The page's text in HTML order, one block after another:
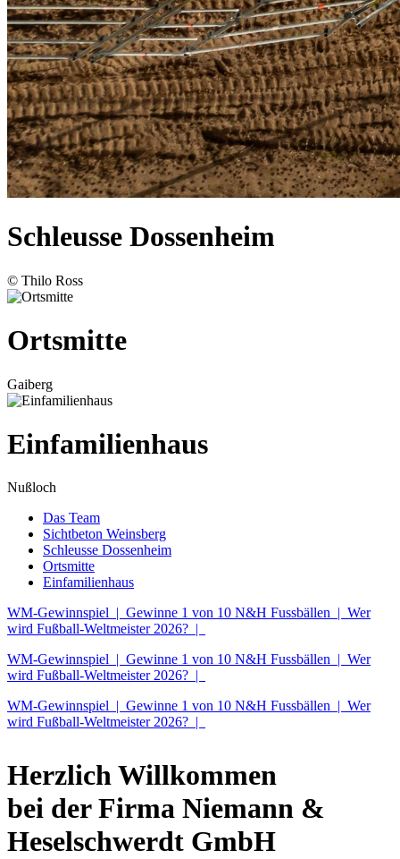
Schleusse Dossenheim
© Thilo Ross
Ortsmitte
Gaiberg
Einfamilienhaus
Nußloch
Das Team
Sichtbeton Weinsberg
Schleusse Dossenheim
Ortsmitte
Einfamilienhaus
WM-Gewinnspiel | Gewinne 1 von 10 N&H Fussbällen | Wer
wird Fußball-Weltmeister 2026? |
WM-Gewinnspiel | Gewinne 1 von 10 N&H Fussbällen | Wer
wird Fußball-Weltmeister 2026? |
WM-Gewinnspiel | Gewinne 1 von 10 N&H Fussbällen | Wer
wird Fußball-Weltmeister 2026? |
Herzlich Willkommen
bei der Firma Niemann &
Heselschwerdt GmbH